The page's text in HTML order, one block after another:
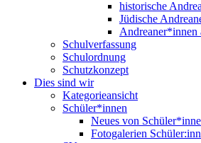
historische
Jüdische
Andreaner*innen
Schulverfassung
Schulordnung
Schutzkonzept
Dies sind wir
Kategorieansicht
Schüler*innen
Neues von
Fotogalerien